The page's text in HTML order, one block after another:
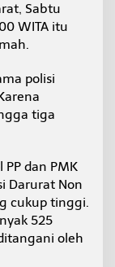
Sabtu
WITA itu
polisi
tiga
dan PMK
Darurat Non
cukup tinggi.
525
oleh